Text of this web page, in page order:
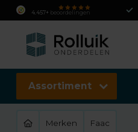
4.457+ beoordelingen
Assortiment
Merken Faac